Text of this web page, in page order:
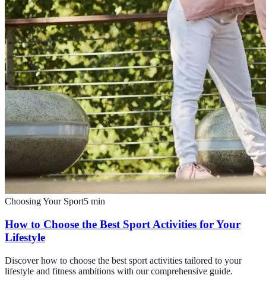
Choosing Your Sport5 min
How to Choose the Best Sport Activities for Your
Lifestyle
Discover how to choose the best sport activities tailored to your
lifestyle and fitness ambitions with our comprehensive guide.